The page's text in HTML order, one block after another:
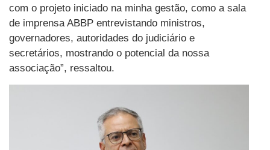
com o projeto iniciado na minha gestão, como a sala
de imprensa ABBP entrevistando ministros,
governadores, autoridades do judiciário e
secretários, mostrando o potencial da nossa
associação”, ressaltou.